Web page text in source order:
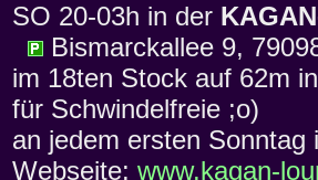
SO 20-03h in der
Bismarckallee 9,
im 18ten Stock auf 62m
für Schwindelfreie ;o)
an jedem ersten
Webseite: www.kagan-